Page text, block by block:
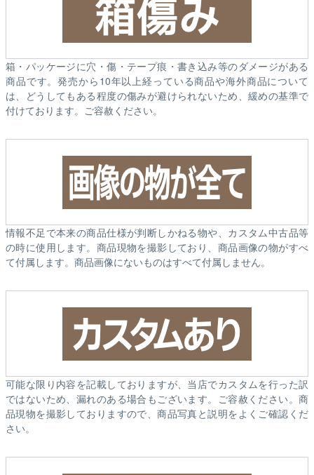
箱・パッケージに穴・傷・テープ痕・書き込み等のダメージがある
商品です。発売から10年以上経っている商品や海外商品について
は、どうしてもある程度の傷みが避けられないため、緩めの基準で
付けております。ご容赦ください。
情報不足で本来の商品仕様が判断しかねる物や、カスタム中古品等
の時に使用します。商品現物を撮影しており、商品画像の物がすべ
て付属します。商品画像にないものはすべて付属しません。
可能な限り内容を記載しておりますが、当店でカスタムを行った訳
ではないため、漏れのある場合もございます。ご容赦ください。商
品現物を撮影しておりますので、商品写真と説明をよくご確認くだ
さい。